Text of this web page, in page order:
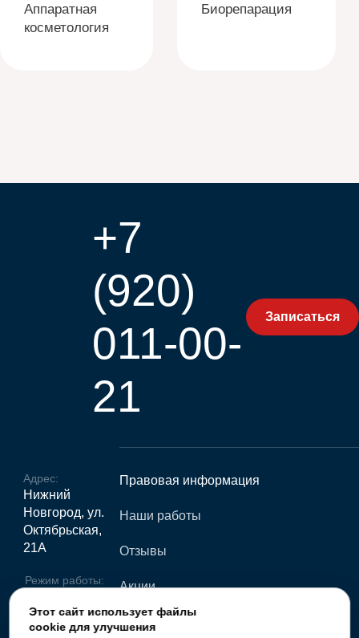
Аппаратная
косметология
Биорепарация
+7
(920)
011-00-
21
Записаться
Адрес:
Нижний
Новгород, ул.
Октябрьская,
21А
Режим работы:
21.00, сб-вс
10.00-20.00
Правовая информация
Наши работы
Отзывы
Акции
Статьи
Этот сайт использует файлы
cookie для улучшения